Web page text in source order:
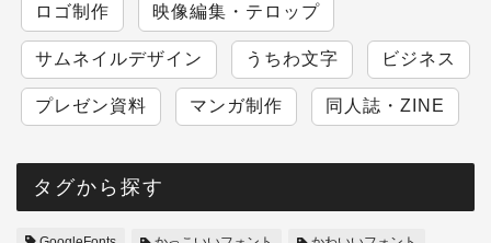
ロゴ制作 映像編集・テロップ
サムネイルデザイン うちわ文字 ビジネス
プレゼン資料 マンガ制作 同人誌・ZINE
タグから探す